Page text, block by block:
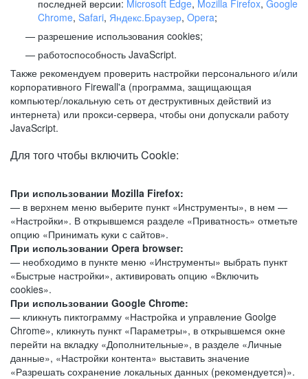
последней версии: Microsoft Edge, Mozilla Firefox, Google
Chrome, Safari, Яндекс.Браузер, Opera;
разрешение использования cookies;
работоспособность JavaScript.
Также рекомендуем проверить настройки персонального и/или
корпоративного Firewall'a (программа, защищающая
компьютер/локальную сеть от деструктивных действий из
интернета) или прокси-сервера, чтобы они допускали работу
JavaScript.
Для того чтобы включить Cookie:
При использовании Mozilla Firefox:
— в верхнем меню выберите пункт «Инструменты», в нем —
«Настройки». В открывшемся разделе «Приватность» отметьте
опцию «Принимать куки с сайтов».
При использовании Opera browser:
— необходимо в пункте меню «Инструменты» выбрать пункт
«Быстрые настройки», активировать опцию «Включить
cookies».
При использовании Google Chrome:
— кликнуть пиктограмму «Настройка и управление Goolge
Chrome», кликнуть пункт «Параметры», в открывшемся окне
перейти на вкладку «Дополнительные», в разделе «Личные
данные», «Настройки контента» выставить значение
«Разрешать сохранение локальных данных (рекомендуется)».